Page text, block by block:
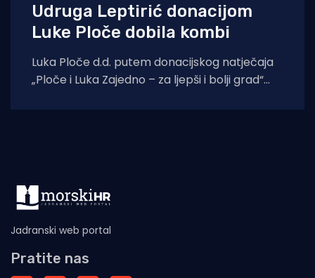
Udruga Leptirić donacijom
Luke Ploče dobila kombi
Luka Ploče d.d. putem donacijskog natječaja
„Ploče i Luka Zajedno – za ljepši i bolji grad“
Jadranski web portal
Pratite nas